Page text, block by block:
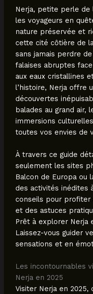
Nerja, petite perle de
les voyageurs en
nature préservée et
cette cité côtière de
sans jamais perdre
falaises abruptes
aux eaux cristallines
l’histoire, Nerja offre
découvertes
balades au grand air,
immersions
toutes vos envies de
À travers ce guide
seulement les sites
Balcon de Europa ou
des activités inédites
conseils pour profiter
et des astuces
Prêt à explorer Nerja
Laissez-vous guider
sensations et en
Les incontournables
Nerja en 2025
Visiter Nerja en 2025,